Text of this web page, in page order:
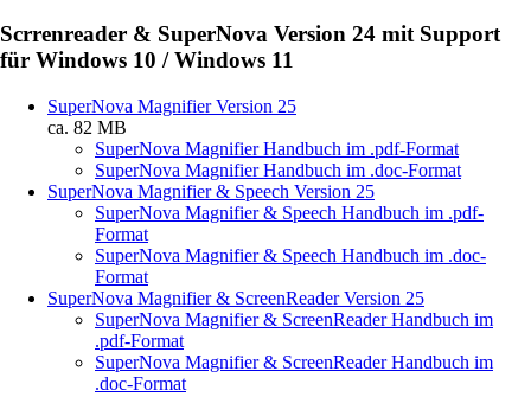
Scrrenreader & SuperNova Version 24 mit Support
für Windows 10 / Windows 11
SuperNova Magnifier Version 25
ca. 82 MB
SuperNova Magnifier Handbuch im .pdf-Format
SuperNova Magnifier Handbuch im .doc-Format
SuperNova Magnifier & Speech Version 25
SuperNova Magnifier & Speech Handbuch im .pdf-
Format
SuperNova Magnifier & Speech Handbuch im .doc-
Format
SuperNova Magnifier & ScreenReader Version 25
SuperNova Magnifier & ScreenReader Handbuch im
.pdf-Format
SuperNova Magnifier & ScreenReader Handbuch im
.doc-Format